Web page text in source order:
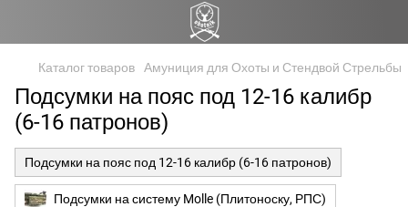
Каталог товаров Амуниция для Охоты и Стендвой Стрельбы
Подсумки на пояс под 12-16 калибр
(6-16 патронов)
Подсумки на пояс под 12-16 калибр (6-16 патронов)
Подсумки на систему Molle (Плитоноску, РПС)